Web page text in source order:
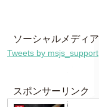
ソーシャルメディア
Tweets by msjs_support
スポンサーリンク